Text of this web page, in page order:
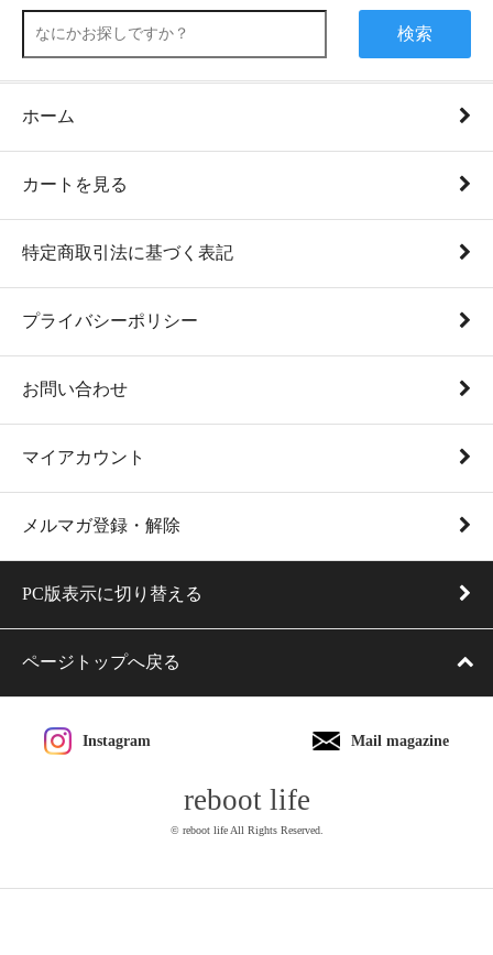
検索
ホーム
カートを見る
特定商取引法に基づく表記
プライバシーポリシー
お問い合わせ
マイアカウント
メルマガ登録・解除
PC版表示に切り替える
ページトップへ戻る
Instagram Mail magazine
reboot life
© reboot life All Rights Reserved.